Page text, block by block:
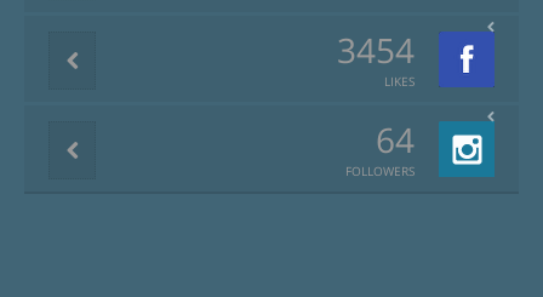
3454
LIKES
64
FOLLOWERS